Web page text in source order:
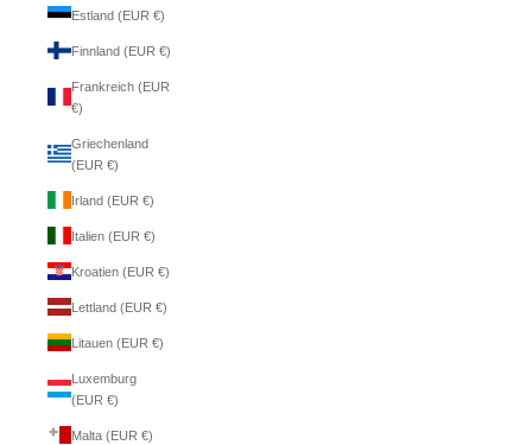
Estland (EUR €)
Finnland (EUR €)
Frankreich (EUR
€)
Griechenland
(EUR €)
Irland (EUR €)
Italien (EUR €)
Kroatien (EUR €)
Lettland (EUR €)
Litauen (EUR €)
Luxemburg
(EUR €)
Malta (EUR €)